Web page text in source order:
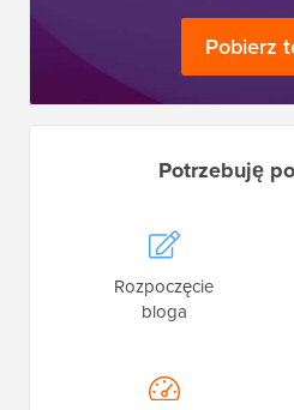
Pobierz
Potrzebuję
Rozpoczęcie
bloga